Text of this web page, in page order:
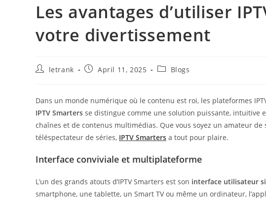
Les avantages d’utiliser
votre divertissement
Postletrank
PostApril 11, 2025
PostBlogs
Dans un monde numérique où le contenu est roi, les plateformes
IPTV Smarters se distingue comme une solution puissante, intuitive
chaînes et de contenus multimédias. Que vous soyez un amateur
téléspectateur de séries, IPTV Smarters a tout pour plaire.
Interface conviviale et multiplateforme
L’un des grands atouts d’IPTV Smarters est son interface utilisateur
smartphone, une tablette, un Smart TV ou même un ordinateur,